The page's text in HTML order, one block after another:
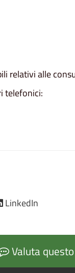
relativi alle
telefonici:
LinkedIn
Valuta